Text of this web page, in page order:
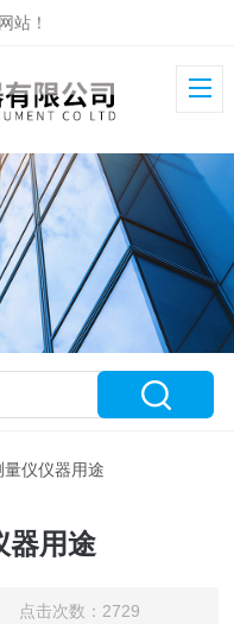
站！
量仪仪器用途
器用途
点击次数：2729